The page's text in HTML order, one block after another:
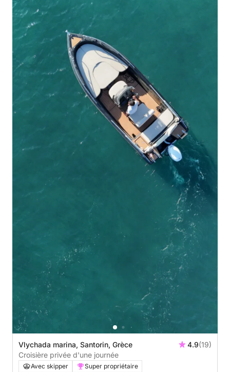
Vlychada marina, Santorin, Grèce 4.9(19)
Croisière privée d'une journée
Avec skipper
Super propriétaire